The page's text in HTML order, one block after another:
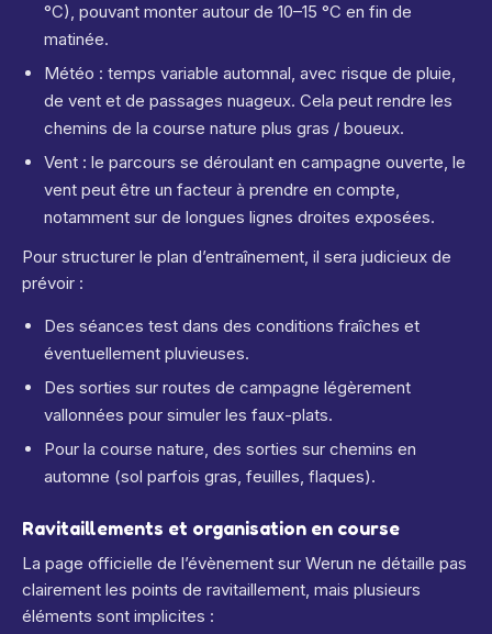
°C), pouvant monter autour de 10–15 °C en fin de
matinée.
Météo : temps variable automnal, avec risque de pluie,
de vent et de passages nuageux. Cela peut rendre les
chemins de la course nature plus gras / boueux.
Vent : le parcours se déroulant en campagne ouverte, le
vent peut être un facteur à prendre en compte,
notamment sur de longues lignes droites exposées.
Pour structurer le plan d’entraînement, il sera judicieux de
prévoir :
Des séances test dans des conditions fraîches et
éventuellement pluvieuses.
Des sorties sur routes de campagne légèrement
vallonnées pour simuler les faux-plats.
Pour la course nature, des sorties sur chemins en
automne (sol parfois gras, feuilles, flaques).
Ravitaillements et organisation en course
La page officielle de l’évènement sur Werun ne détaille pas
clairement les points de ravitaillement, mais plusieurs
éléments sont implicites :